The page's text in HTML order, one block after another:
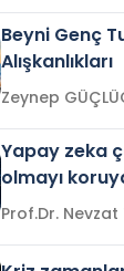
Beyni Genç
Alışkanlıkları
Zeynep
Yapay zeka
olmayı